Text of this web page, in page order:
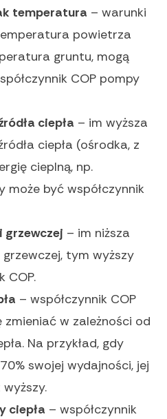
temperatura – warunki
powietrza
gruntu, mogą
COP pompy
ciepła – im wyższa
ciepła (ośrodka, z
cieplną, np.
może być współczynnik
– im niższa
tym wyższy
COP.
– współczynnik COP
zmieniać w zależności od
Na przykład, gdy
swojej wydajności, jej
ciepła – współczynnik